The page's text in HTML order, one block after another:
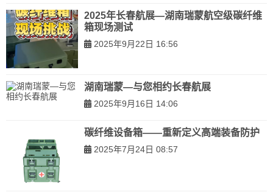
2025年长春航展—湖南瑞蒙航空级碳纤维
箱现场测试
2025年9月22日 16:56
湖南瑞蒙—与您相约长春航展
2025年9月16日 14:06
碳纤维设备箱——重新定义高端装备防护
2025年7月24日 08:57